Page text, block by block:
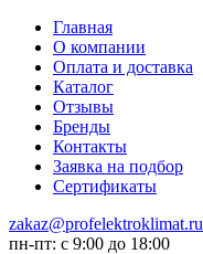
Главная
О компании
Оплата и доставка
Каталог
Отзывы
Бренды
Контакты
Заявка на подбор
Сертификаты
zakaz@profelektroklimat.ru
пн-пт: с 9:00 до 18:00